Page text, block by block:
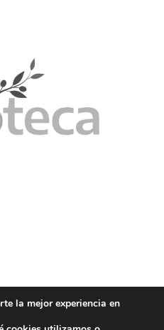
la mejor experiencia en